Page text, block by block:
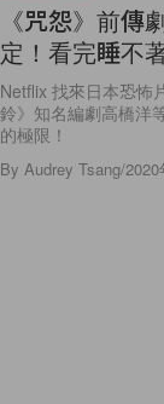
《咒怨》前傳
定！看完睡不
Netflix 找來日本恐怖
鈴》知名編劇高橋洋
的極限！
By Audrey Tsang/2020